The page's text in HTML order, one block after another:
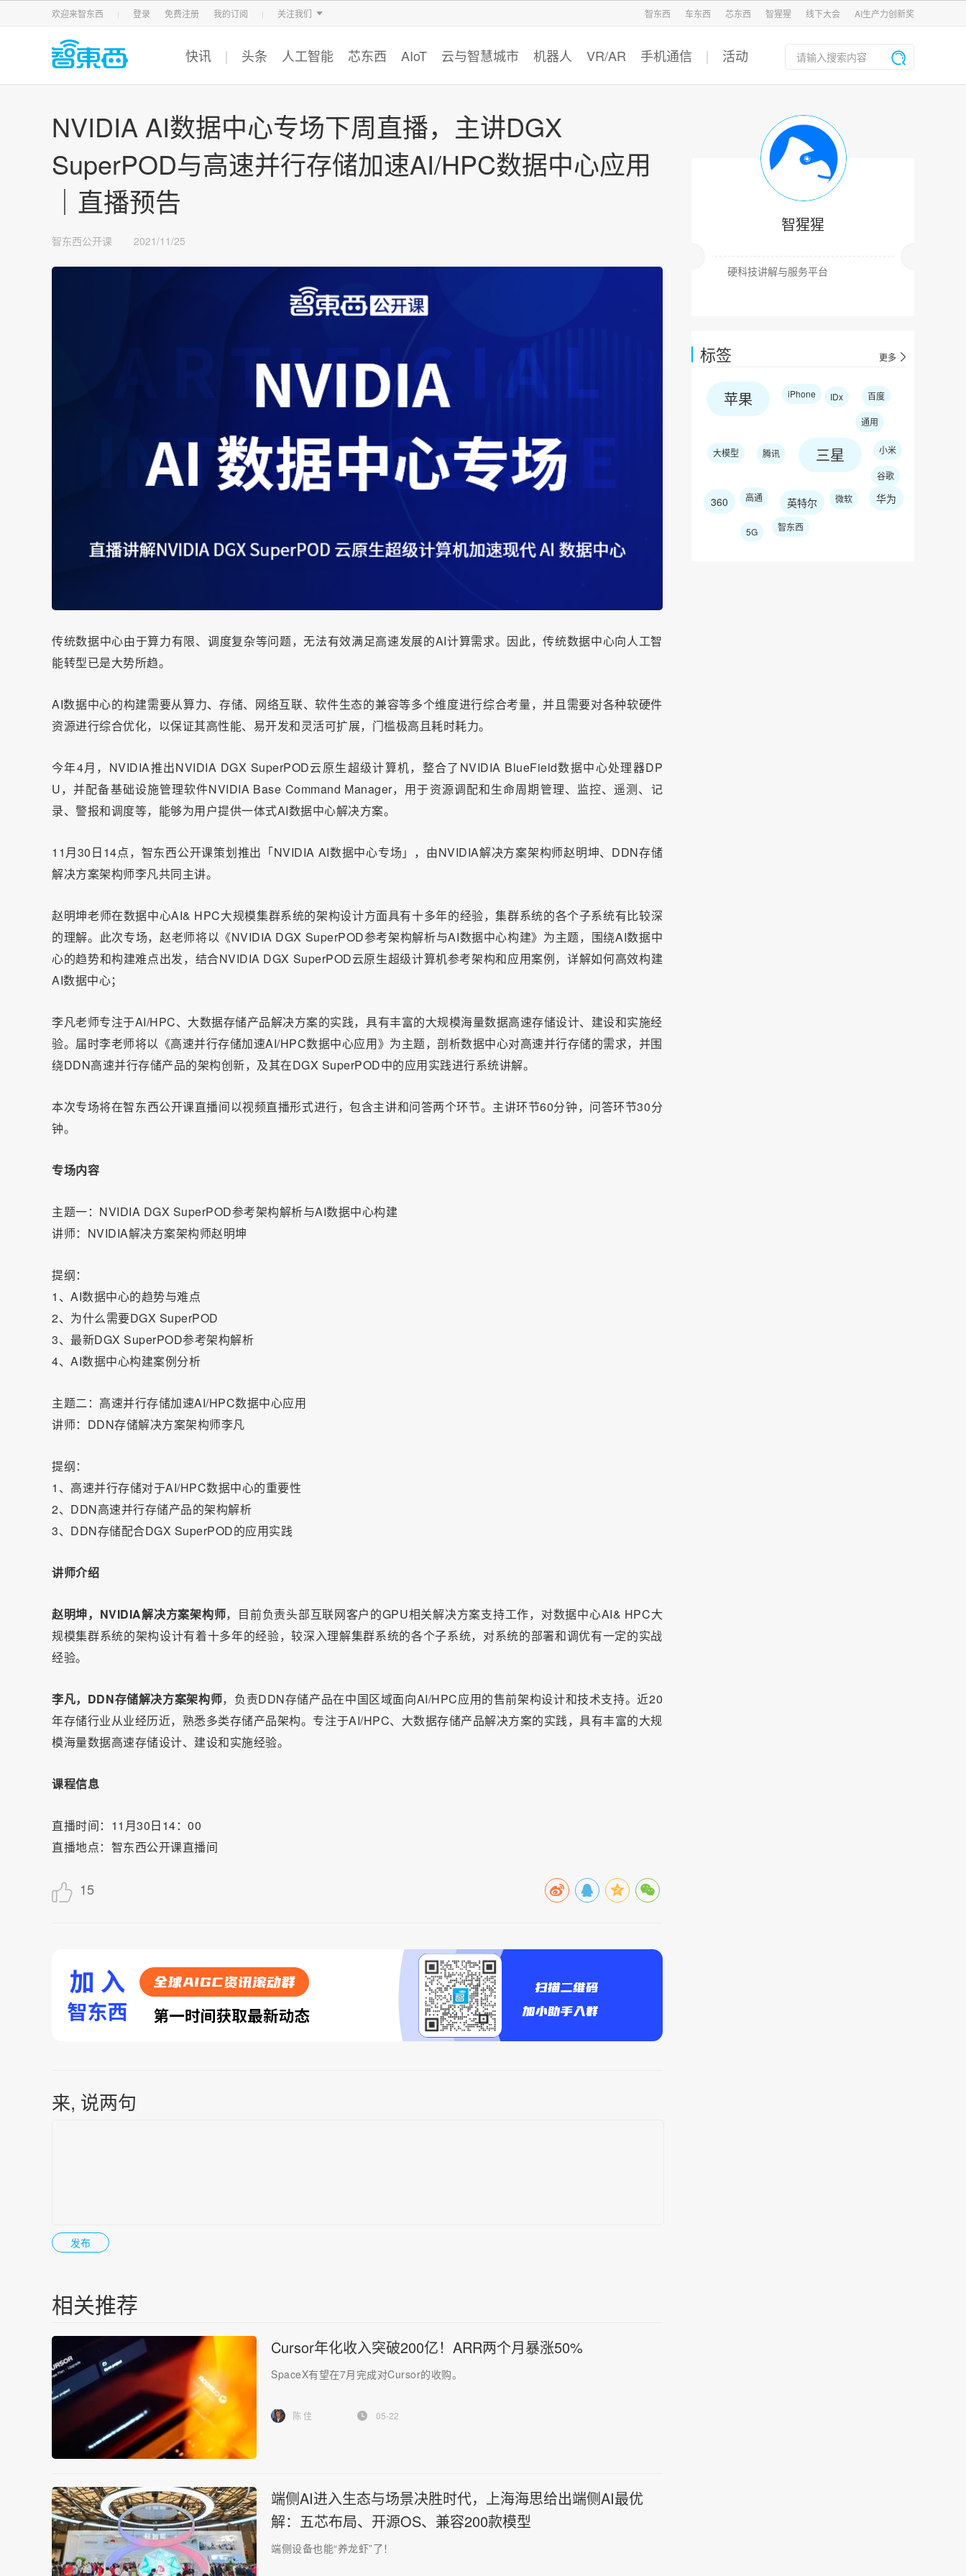
欢迎来智东西 登录 免费注册 我的订阅 关注我们
智东西 车东西 芯东西 智猩猩
智东西 车东西 芯东西 智猩猩 线下大会 AI生产力创新奖
快讯 头条 人工智能 芯东西 AIoT 云与智慧城市 机器人 VR/AR 手机通信 活动
智猩猩
硬科技讲解与服务平台
标签 更多
苹果 iPhone IDx 百度
通用
大模型 腾讯 三星 小米
谷歌
360 高通 英特尔 微软 华为
5G 智东西
NVIDIA AI数据中心专场下周直播，主讲DGX
SuperPOD与高速并行存储加速AI/HPC数据中心应用
｜直播预告
智东西公开课 2021/11/25
传统数据中心由于算力有限、调度复杂等问题，无法有效满足高速发展的AI计算需求。因此，传统数据中心向人工智
能转型已是大势所趋。
AI数据中心的构建需要从算力、存储、网络互联、软件生态的兼容等多个维度进行综合考量，并且需要对各种软硬件
资源进行综合优化，以保证其高性能、易开发和灵活可扩展，门槛极高且耗时耗力。
今年4月，NVIDIA推出NVIDIA DGX SuperPOD云原生超级计算机，整合了NVIDIA BlueField数据中心处理器DP
U，并配备基础设施管理软件NVIDIA Base Command Manager，用于资源调配和生命周期管理、监控、遥测、记
录、警报和调度等，能够为用户提供一体式AI数据中心解决方案。
11月30日14点，智东西公开课策划推出「NVIDIA AI数据中心专场」，由NVIDIA解决方案架构师赵明坤、DDN存储
解决方案架构师李凡共同主讲。
赵明坤老师在数据中心AI& HPC大规模集群系统的架构设计方面具有十多年的经验，集群系统的各个子系统有比较深
的理解。此次专场，赵老师将以《NVIDIA DGX SuperPOD参考架构解析与AI数据中心构建》为主题，围绕AI数据中
心的趋势和构建难点出发，结合NVIDIA DGX SuperPOD云原生超级计算机参考架构和应用案例，详解如何高效构建
AI数据中心；
李凡老师专注于AI/HPC、大数据存储产品解决方案的实践，具有丰富的大规模海量数据高速存储设计、建设和实施经
验。届时李老师将以《高速并行存储加速AI/HPC数据中心应用》为主题，剖析数据中心对高速并行存储的需求，并围
绕DDN高速并行存储产品的架构创新，及其在DGX SuperPOD中的应用实践进行系统讲解。
本次专场将在智东西公开课直播间以视频直播形式进行，包含主讲和问答两个环节。主讲环节60分钟，问答环节30分
钟。
专场内容
主题一：NVIDIA DGX SuperPOD参考架构解析与AI数据中心构建
讲师：NVIDIA解决方案架构师赵明坤
提纲：
1、AI数据中心的趋势与难点
2、为什么需要DGX SuperPOD
3、最新DGX SuperPOD参考架构解析
4、AI数据中心构建案例分析
主题二：高速并行存储加速AI/HPC数据中心应用
讲师：DDN存储解决方案架构师李凡
提纲：
1、高速并行存储对于AI/HPC数据中心的重要性
2、DDN高速并行存储产品的架构解析
3、DDN存储配合DGX SuperPOD的应用实践
讲师介绍
赵明坤，NVIDIA解决方案架构师，目前负责头部互联网客户的GPU相关解决方案支持工作，对数据中心AI& HPC大
规模集群系统的架构设计有着十多年的经验，较深入理解集群系统的各个子系统，对系统的部署和调优有一定的实战
经验。
李凡，DDN存储解决方案架构师，负责DDN存储产品在中国区域面向AI/HPC应用的售前架构设计和技术支持。近20
年存储行业从业经历近，熟悉多类存储产品架构。专注于AI/HPC、大数据存储产品解决方案的实践，具有丰富的大规
模海量数据高速存储设计、建设和实施经验。
课程信息
直播时间：11月30日14：00
直播地点：智东西公开课直播间
15
来, 说两句
相关推荐
Cursor年化收入突破200亿！ARR两个月暴涨50%
SpaceX有望在7月完成对Cursor的收购。
陈 佳 05-22
端侧AI进入生态与场景决胜时代，上海海思给出端侧AI最优
解：五芯布局、开源OS、兼容200款模型
端侧设备也能“养龙虾”了！